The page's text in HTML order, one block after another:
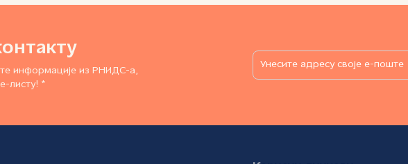
информације из РНИДС-а,
листу! *